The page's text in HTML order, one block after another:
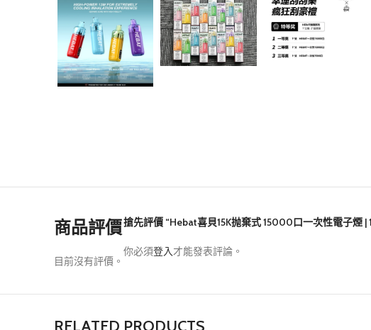
商品評價
目前沒有評價。
搶先評價 “Hebat喜貝15K抛棄式 15000口一次性電子煙 |
你必須登入才能發表評論。
RELATED PRODUCTS